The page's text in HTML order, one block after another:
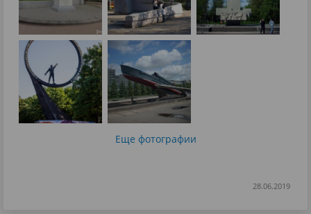
Еще фотографии
28.06.2019